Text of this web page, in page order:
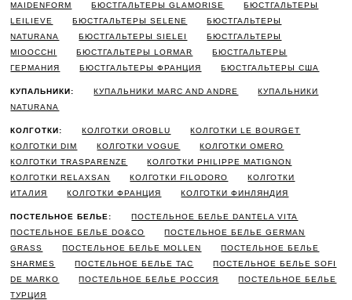
MAIDENFORM
БЮСТГАЛЬТЕРЫ GLAMORISE
БЮСТГАЛЬТЕРЫ
LEILIEVE
БЮСТГАЛЬТЕРЫ SELENE
БЮСТГАЛЬТЕРЫ
NATURANA
БЮСТГАЛЬТЕРЫ SIELEI
БЮСТГАЛЬТЕРЫ
MIOOCCHI
БЮСТГАЛЬТЕРЫ LORMAR
БЮСТГАЛЬТЕРЫ
ГЕРМАНИЯ
БЮСТГАЛЬТЕРЫ ФРАНЦИЯ БЮСТГАЛЬТЕРЫ США
КУПАЛЬНИКИ: КУПАЛЬНИКИ MARC AND ANDRE
КУПАЛЬНИКИ
NATURANA
КОЛГОТКИ: КОЛГОТКИ OROBLU
КОЛГОТКИ LE BOURGET
КОЛГОТКИ DIM
КОЛГОТКИ VOGUE
КОЛГОТКИ OMERO
КОЛГОТКИ TRASPARENZE
КОЛГОТКИ PHILIPPE MATIGNON
КОЛГОТКИ RELAXSAN
КОЛГОТКИ FILODORO
КОЛГОТКИ
ИТАЛИЯ
КОЛГОТКИ ФРАНЦИЯ КОЛГОТКИ ФИНЛЯНДИЯ
ПОСТЕЛЬНОЕ БЕЛЬЕ:
ПОСТЕЛЬНОЕ БЕЛЬЕ DANTELA VITA
ПОСТЕЛЬНОЕ БЕЛЬЕ DO&CO
ПОСТЕЛЬНОЕ БЕЛЬЕ GERMAN
GRASS
ПОСТЕЛЬНОЕ БЕЛЬЕ MOLLEN
ПОСТЕЛЬНОЕ БЕЛЬЕ
SHARMES
ПОСТЕЛЬНОЕ БЕЛЬЕ TAC
ПОСТЕЛЬНОЕ БЕЛЬЕ SOFI
DE MARKO
ПОСТЕЛЬНОЕ БЕЛЬЕ РОССИЯ
ПОСТЕЛЬНОЕ БЕЛЬЕ
ТУРЦИЯ